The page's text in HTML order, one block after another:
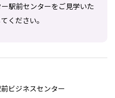
駅前センターをご見学いた
ください。
ビジネスセンター